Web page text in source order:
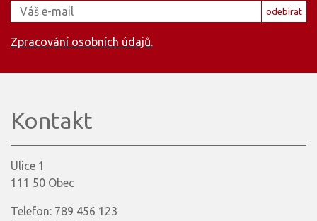
odebírat
Zpracování osobních údajů.
Kontakt
Ulice 1
111 50 Obec
Telefon: 789 456 123